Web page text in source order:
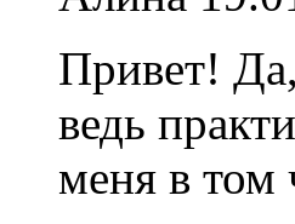
Привет!
ведь
меня в том